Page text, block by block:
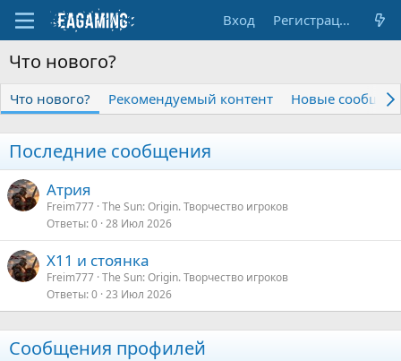
Вход Регистрация
Что нового?
Что нового? Рекомендуемый контент Новые
Последние сообщения
Атрия
Freim777 The Sun: Origin. Творчество игроков
Ответы 0 28 Июл 2026
Х11 и стоянка
Freim777 The Sun: Origin. Творчество игроков
Ответы 0 23 Июл 2026
Сообщения профилей